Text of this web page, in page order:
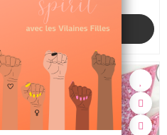
ACHETER